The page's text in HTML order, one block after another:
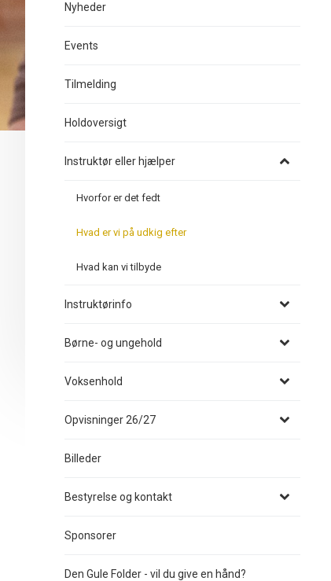
Nyheder
Events
Tilmelding
Holdoversigt
Instruktør eller hjælper
Hvorfor er det fedt
Hvad er vi på udkig efter
Hvad kan vi tilbyde
Instruktørinfo
Børne- og ungehold
Voksenhold
Opvisninger 26/27
Billeder
Bestyrelse og kontakt
Sponsorer
Den Gule Folder - vil du give en hånd?